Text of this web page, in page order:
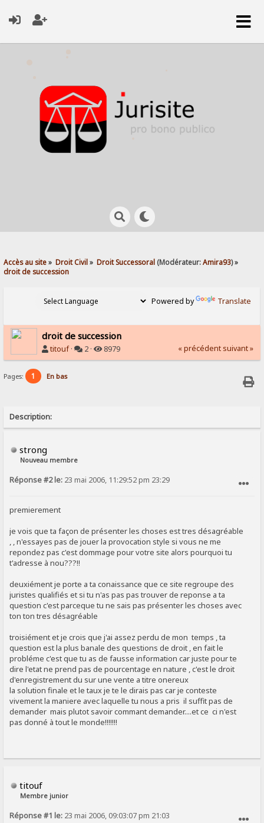
Accès au site» Droit Civil» Droit Successoral (Modérateur:Amira93) »
droit de succession
Powered by Translate
droit de succession
titouf· 2 · 8979 « précédent suivant »
Pages: 1 En bas
Description:
strong
Nouveau membre
Réponse #2 le: 23 mai 2006, 11:29:52 pm 23:29
premierement
je vois que ta façon de présenter les choses est tres désagréable
, , n'essayes pas de jouer la provocation style si vous ne me
repondez pas c'est dommage pour votre site alors pourquoi tu
t'adresse à nou???!!
deuxiément je porte a ta conaissance que ce site regroupe des
juristes qualifiés et si tu n'as pas pas trouver de reponse a ta
question c'est parceque tu ne sais pas présenter les choses avec
ton ton tres désagréable
troisiément et je crois que j'ai assez perdu de mon temps , ta
question est la plus banale des questions de droit , en fait le
probléme c'est que tu as de fausse information car juste pour te
dire l'etat ne prend pas de pourcentage en nature , c'est le droit
d'enregistrement du sur une vente a titre onereux
la solution finale et le taux je te le dirais pas car je conteste
vivement la maniere avec laquelle tu nous a pris il suffit pas de
demander mais plutot savoir commant demander....et ce ci n'est
pas donné à tout le monde!!!!!!!
titouf
Membre junior
Réponse #1 le: 23 mai 2006, 09:03:07 pm 21:03